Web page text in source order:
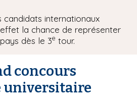
candidats internationaux
la chance de représenter
dès le 3e tour.
concours
universitaire